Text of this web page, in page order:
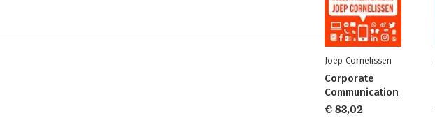
Joep Cornelissen
Corporate
Communication
€ 83,02